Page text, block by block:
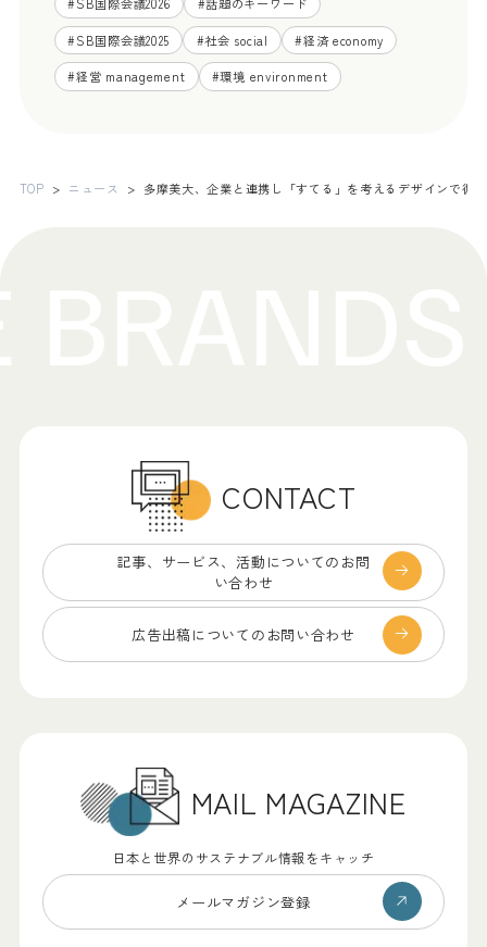
#SB国際会議2026 #話題のキーワード
#SB国際会議2025 #社会 social #経済 economy
#経営 management #環境 environment
TOP ニュース 多摩美大、企業と連携し「すてる」を考えるデザインで
CONTACT
記事、サービス、 活動についてのお問
い合わせ
広告出稿についての お問い合わせ
MAIL MAGAZINE
日本と世界のサステナブル情報をキャッチ
メールマガジン登録